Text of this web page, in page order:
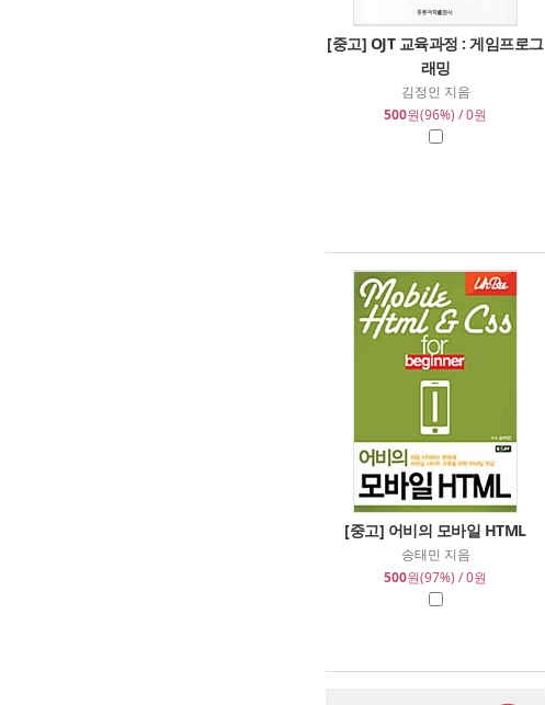
[중고] OJT 교육과정 : 게임프로그
래밍
김정인 지음
500원(96%) / 0원
[중고] 어비의 모바일 HTML
송태민 지음
500원(97%) / 0원